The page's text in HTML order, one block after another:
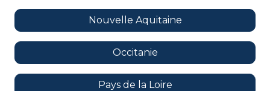
Nouvelle Aquitaine
Occitanie
Pays de la Loire